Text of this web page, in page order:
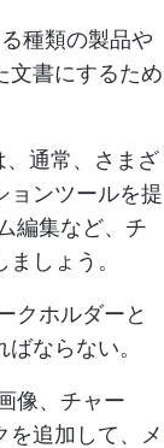
種類の製品や
文書にするため
、通常、さまざ
ョンツールを提
編集など、チ
しょう。
クホルダーと
ならない。
像、チャー
を追加して、メ